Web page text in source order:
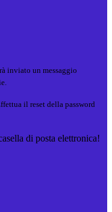
inviato un messaggio
il reset della password
di posta elettronica!